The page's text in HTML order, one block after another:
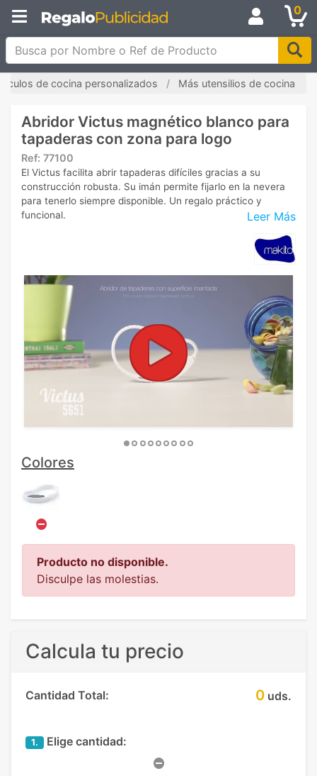
0
Busca por Nombre o Ref de Producto
de cocina personalizados Más utensilios de cocina
Abridor Victus magnético blanco para
tapaderas con zona para logo
Ref: 77100
Leer Más
El Victus facilita abrir tapaderas difíciles gracias a su
construcción robusta. Su imán permite fijarlo en la nevera
para tenerlo siempre disponible. Un regalo práctico y
funcional.
Colores
Producto no disponible.
Disculpe las molestias.
Calcula tu precio
Cantidad Total: 0 uds.
1. Elige cantidad: